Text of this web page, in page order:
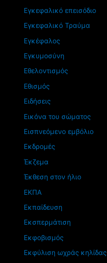
Εγκεφαλικό επεισόδιο
Εγκεφαλικό Τραύμα
Εγκέφαλος
Εγκυμοσύνη
Εθελοντισμός
Εθισμός
Ειδήσεις
Εικόνα του σώματος
Εισπνεόμενο εμβόλιο
Εκδρομές
Έκζεμα
Έκθεση στον ήλιο
ΕΚΠΑ
Εκπαίδευση
Εκσπερμάτιση
Εκφοβισμός
Εκφύλιση ωχράς κηλίδας